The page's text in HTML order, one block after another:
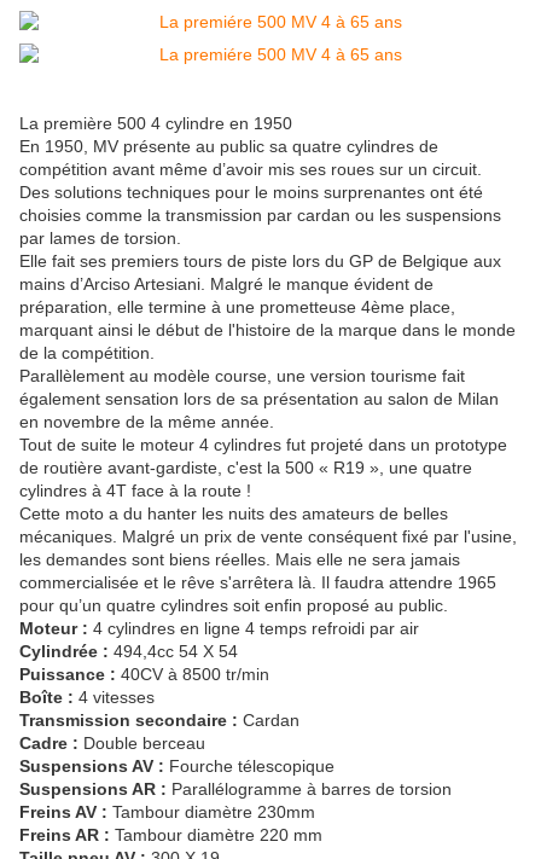
La première 500 4 cylindre en 1950
En 1950, MV présente au public sa quatre cylindres de
compétition avant même d’avoir mis ses roues sur un circuit.
Des solutions techniques pour le moins surprenantes ont été
choisies comme la transmission par cardan ou les suspensions
par lames de torsion.
Elle fait ses premiers tours de piste lors du GP de Belgique aux
mains d’Arciso Artesiani. Malgré le manque évident de
préparation, elle termine à une prometteuse 4ème place,
marquant ainsi le début de l'histoire de la marque dans le monde
de la compétition.
Parallèlement au modèle course, une version tourisme fait
également sensation lors de sa présentation au salon de Milan
en novembre de la même année.
Tout de suite le moteur 4 cylindres fut projeté dans un prototype
de routière avant-gardiste, c'est la 500 « R19 », une quatre
cylindres à 4T face à la route !
Cette moto a du hanter les nuits des amateurs de belles
mécaniques. Malgré un prix de vente conséquent fixé par l'usine,
les demandes sont biens réelles. Mais elle ne sera jamais
commercialisée et le rêve s'arrêtera là. Il faudra attendre 1965
pour qu’un quatre cylindres soit enfin proposé au public.
Moteur : 4 cylindres en ligne 4 temps refroidi par air
Cylindrée : 494,4cc 54 X 54
Puissance : 40CV à 8500 tr/min
Boîte : 4 vitesses
Transmission secondaire : Cardan
Cadre : Double berceau
Suspensions AV : Fourche télescopique
Suspensions AR : Parallélogramme à barres de torsion
Freins AV : Tambour diamètre 230mm
Freins AR : Tambour diamètre 220 mm